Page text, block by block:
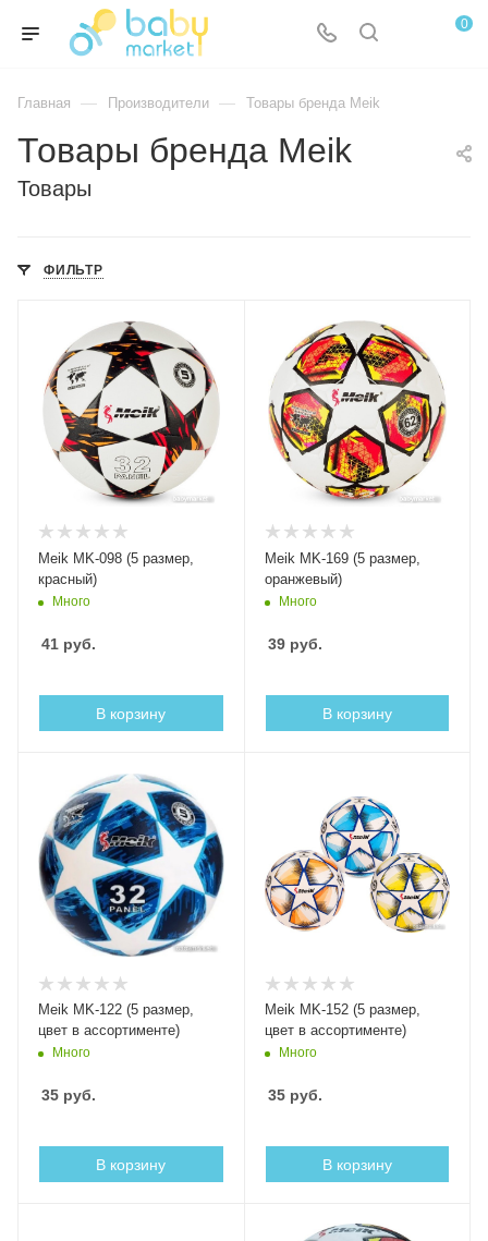
0
Главная — Производители — Товары бренда Meik
Товары бренда Meik
Товары
ФИЛЬТР
Meik MK-098 (5 размер,
красный)
Много
41 руб.
В корзину
Meik MK-169 (5 размер,
оранжевый)
Много
39руб.
В корзину
Meik MK-122 (5 размер,
цвет в ассортименте)
Много
35 руб.
В корзину
Meik MK-152 (5 размер,
цвет в ассортименте)
Много
35руб.
В корзину